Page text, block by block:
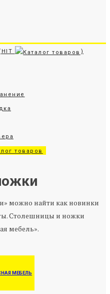
)
можно найти как новинки
Столешницы и ножки
мебель».
МЕБЕЛЬ